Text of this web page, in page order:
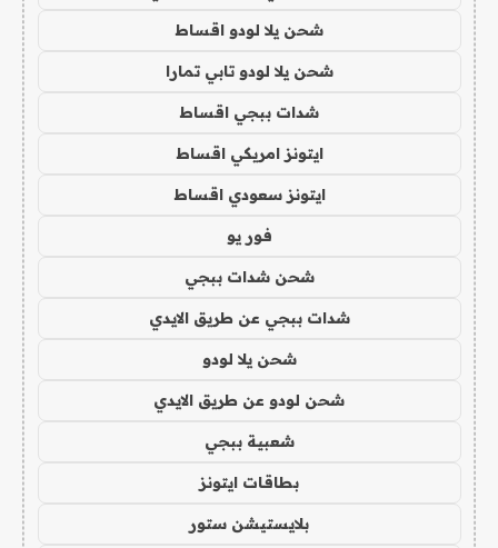
شحن يلا لودو اقساط
شحن يلا لودو تابي تمارا
شدات ببجي اقساط
ايتونز امريكي اقساط
ايتونز سعودي اقساط
فور يو
شحن شدات ببجي
شدات ببجي عن طريق الايدي
شحن يلا لودو
شحن لودو عن طريق الايدي
شعبية ببجي
بطاقات ايتونز
بلايستيشن ستور